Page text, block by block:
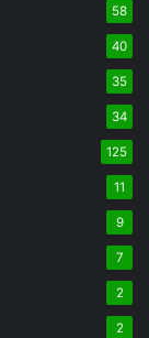
58
40
35
34
125
11
9
7
2
2